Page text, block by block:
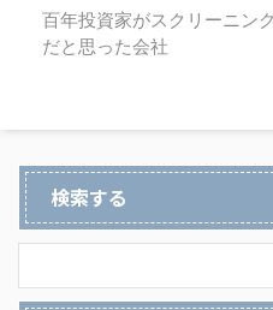
百年投資家がスクリーニン
だと思った会社
検索する